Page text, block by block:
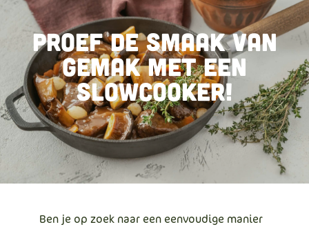
Proef de smaak van
gemak met een
slowcooker!
Ben je op zoek naar een eenvoudige manier